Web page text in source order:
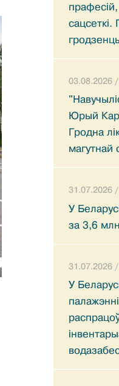
прафесій,
сацсеткі.
03.08.2026 /
Юрый
Гродна
магутнай
31.07.2026 /
У
за 3,6
31.07.2026 /
У